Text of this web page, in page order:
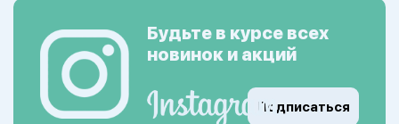
Будьте в курсе всех
новинок и акций
Подписаться